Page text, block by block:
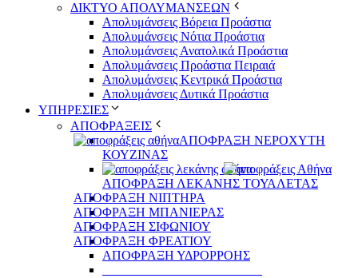
ΔΙΚΤΥΟ ΑΠΟΛΥΜΑΝΣΕΩΝ
Απολυμάνσεις Βόρεια Προάστια
Απολυμάνσεις Νότια Προάστια
Απολυμάνσεις Ανατολικά Προάστια
Απολυμάνσεις Προάστια Πειραιά
Απολυμάνσεις Κεντρικά Προάστια
Απολυμάνσεις Δυτικά Προάστια
ΥΠΗΡΕΣΙΕΣ
ΑΠΟΦΡΑΞΕΙΣ
ΑΠΟΦΡΑΞΗ ΝΕΡΟΧΥΤΗ
ΚΟΥΖΙΝΑΣ
ΑΠΟΦΡΑΞΗ ΛΕΚΑΝΗΣ ΤΟΥΑΛΕΤΑΣ
ΑΠΟΦΡΑΞΗ ΝΙΠΤΗΡΑ
ΑΠΟΦΡΑΞΗ ΜΠΑΝΙΕΡΑΣ
ΑΠΟΦΡΑΞΗ ΣΙΦΩΝΙΟΥ
ΑΠΟΦΡΑΞΗ ΦΡΕΑΤΙΟΥ
ΑΠΟΦΡΑΞΗ ΥΔΡΟΡΡΟΗΣ